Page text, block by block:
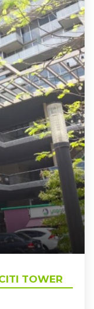
CITI
TOWER